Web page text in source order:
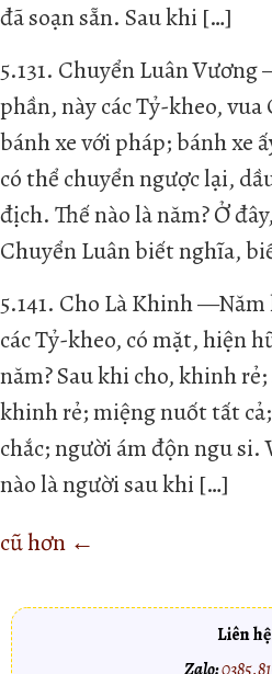
đã soạn sẵn. Sau khi […]
5.131. Chuyển Luân
phần, này các Tỷ-kheo,
bánh xe với pháp; bánh xe
có thể chuyển ngược lại,
địch. Thế nào là năm? Ở
Chuyển Luân biết nghĩa,
5.141. Cho Là Khinh
các Tỷ-kheo, có mặt, hiện
năm? Sau khi cho, khinh
khinh rẻ; miệng nuốt tất
chắc; người ám độn ngu si.
nào là người sau khi […]
cũ hơn ←
Liên